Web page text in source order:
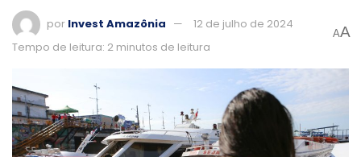
por Invest Amazônia
12 de julho de 2024
Tempo de leitura: 2 minutos de leitura
AA